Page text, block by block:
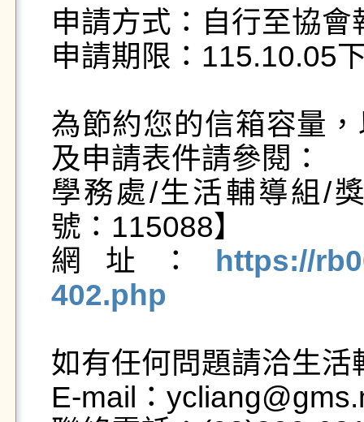
申請方式：自行至協
申請期限：115.10.05
為節約您的信箱容量
及申請表件請參閱：
學務處/生活輔導組/
號：115088】
網址：
https://
402.php
如有任何問題請洽生
E-mail：